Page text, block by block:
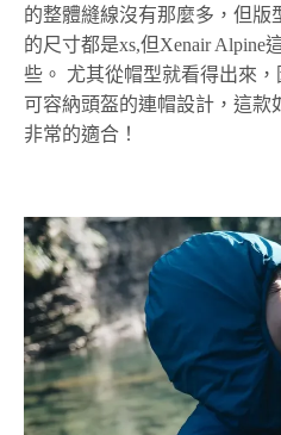
的整體縫線沒有那麼多，但版
的尺寸都是xs,但Xenair Alpine
些。 尤其從帽型就看得出來
可容納頭盔的連帽設計，這款
非常的適合！